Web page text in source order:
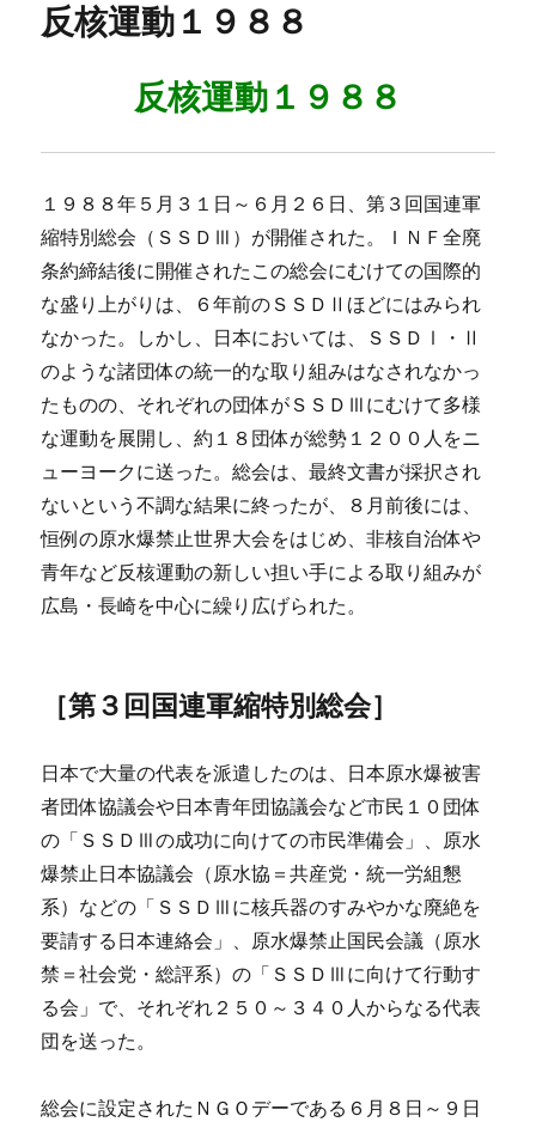
ー
反核運動１９８８
反核運動１９８８
１９８８年５月３１日～６月２６日、第３回国連軍
縮特別総会（ＳＳＤⅢ）が開催された。ＩＮＦ全廃
条約締結後に開催されたこの総会にむけての国際的
な盛り上がりは、６年前のＳＳＤⅡほどにはみられ
なかった。しかし、日本においては、ＳＳＤⅠ・Ⅱ
のような諸団体の統一的な取り組みはなされなかっ
たものの、それぞれの団体がＳＳＤⅢにむけて多様
な運動を展開し、約１８団体が総勢１２００人をニ
ューヨークに送った。総会は、最終文書が採択され
ないという不調な結果に終ったが、８月前後には、
恒例の原水爆禁止世界大会をはじめ、非核自治体や
青年など反核運動の新しい担い手による取り組みが
広島・長崎を中心に繰り広げられた。
［第３回国連軍縮特別総会］
日本で大量の代表を派遣したのは、日本原水爆被害
者団体協議会や日本青年団協議会など市民１０団体
の「ＳＳＤⅢの成功に向けての市民準備会」、原水
爆禁止日本協議会（原水協＝共産党・統一労組懇
系）などの「ＳＳＤⅢに核兵器のすみやかな廃絶を
要請する日本連絡会」、原水爆禁止国民会議（原水
禁＝社会党・総評系）の「ＳＳＤⅢに向けて行動す
る会」で、それぞれ２５０～３４０人からなる代表
団を送った。
総会に設定されたＮＧＯデーである６月８日～９日